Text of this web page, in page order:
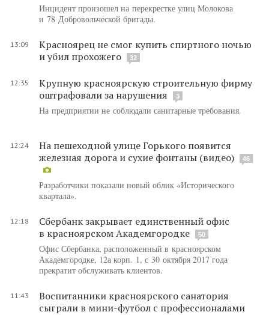
Инцидент произошел на перекрестке улиц Молокова
и 78 Добровольческой бригады.
13:09
Красноярец не смог купить спиртного ночью
и убил прохожего
32
12:35
Крупную красноярскую строительную фирму
оштрафовали за нарушения
3
На предприятии не соблюдали санитарные требования.
12:24
На пешеходной улице Горького появится
железная дорога и сухие фонтаны (видео)
46
Разработчики показали новый облик «Исторического
квартала».
12:18
Сбербанк закрывает единственный офис
в красноярском Академгородке
50
Офис Сбербанка, расположенный в красноярском
Академгородке, 12а корп. 1, с 30 октября 2017 года
прекратит обслуживать клиентов.
11:43
Воспитанники красноярского санатория
сыграли в мини-футбол с профессионалами